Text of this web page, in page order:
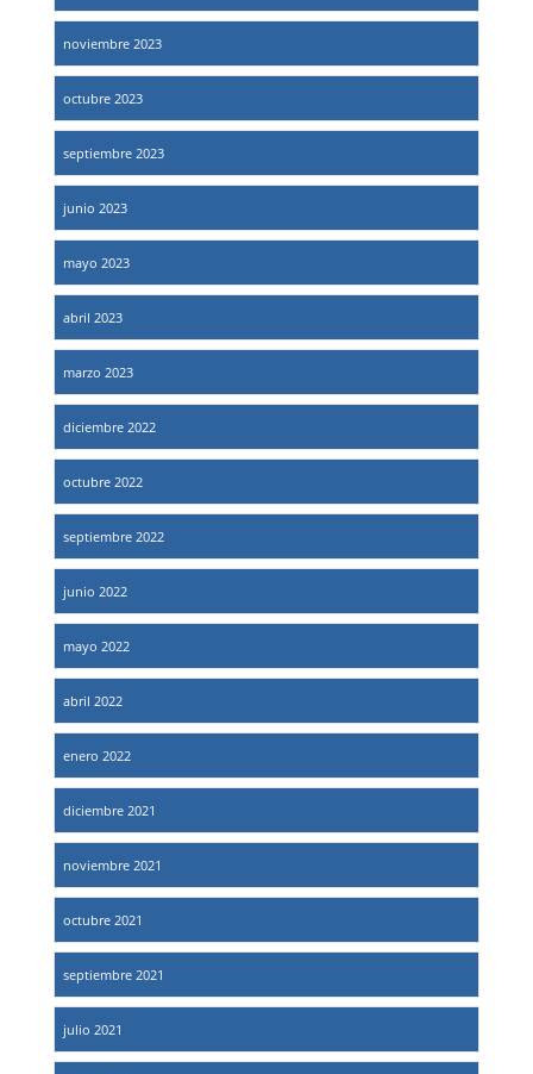
noviembre 2023
octubre 2023
septiembre 2023
junio 2023
mayo 2023
abril 2023
marzo 2023
diciembre 2022
octubre 2022
septiembre 2022
junio 2022
mayo 2022
abril 2022
enero 2022
diciembre 2021
noviembre 2021
octubre 2021
septiembre 2021
julio 2021